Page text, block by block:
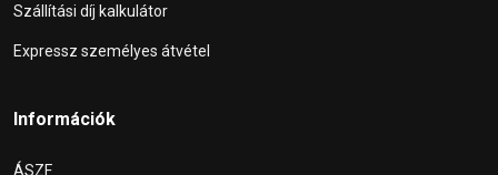
Szállítási díj kalkulátor
Expressz személyes átvétel
Információk
ÁSZF